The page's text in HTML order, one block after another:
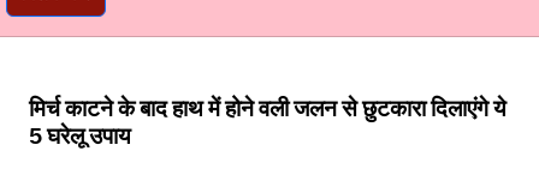
मिर्च काटने के बाद हाथ में होने वली जलन से छुटकारा दिलाएंगे ये
5 घरेलू उपाय